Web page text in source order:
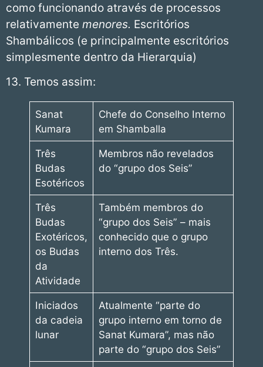
como funcionando através de processos
relativamente menores. Escritórios
Shambálicos (e principalmente escritórios
simplesmente dentro da Hierarquia)
13. Temos assim:
Sanat
Kumara
Chefe do Conselho Interno
em Shamballa
Três
Budas
Esotéricos
Membros não revelados
do “grupo dos Seis”
Três
Budas
Exotéricos,
os Budas
da
Atividade
Também membros do
“grupo dos Seis” – mais
conhecido que o grupo
interno dos Três.
Iniciados
da cadeia
lunar
Atualmente “parte do
grupo interno em torno de
Sanat Kumara”, mas não
parte do “grupo dos Seis”